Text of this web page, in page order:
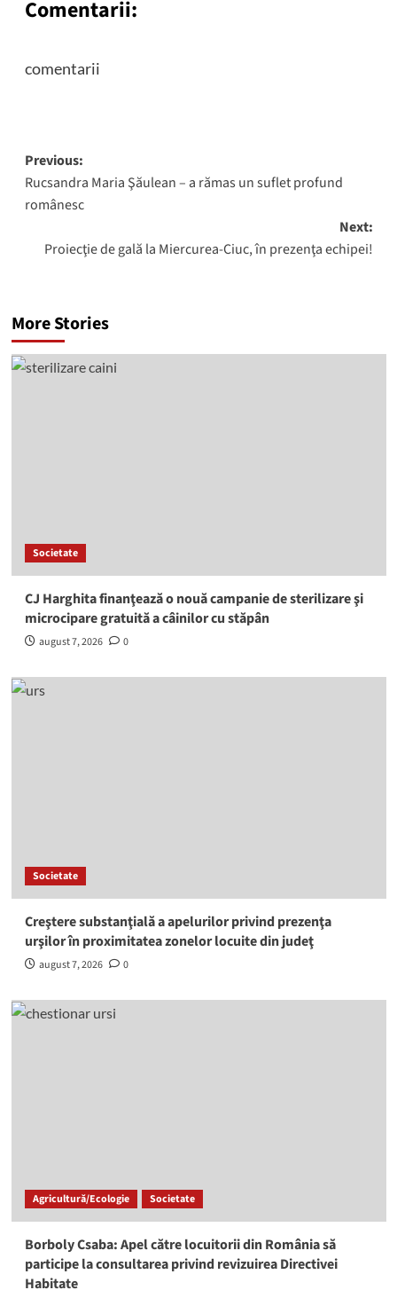
Comentarii:
comentarii
Post
navigation
Previous:
Rucsandra Maria Şăulean – a rămas un suflet profund
românesc
Next:
Proiecţie de gală la Miercurea-Ciuc, în prezenţa echipei!
More Stories
Societate
CJ Harghita finanţează o nouă campanie de sterilizare şi
microcipare gratuită a câinilor cu stăpân
august 7, 2026 0
Societate
Creştere substanţială a apelurilor privind prezenţa
urşilor în proximitatea zonelor locuite din judeţ
august 7, 2026 0
Agricultură/Ecologie Societate
Borboly Csaba: Apel către locuitorii din România să
participe la consultarea privind revizuirea Directivei
Habitate